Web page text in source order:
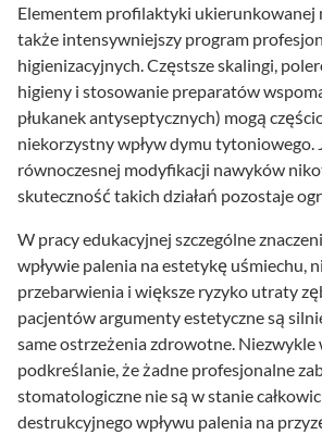
Elementem profilaktyki ukierunkowanej
także intensywniejszy program
higienizacyjnych. Częstsze skalingi,
higieny i stosowanie preparatów
płukanek antyseptycznych) mogą
niekorzystny wpływ dymu tytoniowego.
równoczesnej modyfikacji nawyków
skuteczność takich działań pozostaje
W pracy edukacyjnej szczególne
wpływie palenia na estetykę uśmiechu,
przebarwienia i większe ryzyko utraty
pacjentów argumenty estetyczne są
same ostrzeżenia zdrowotne. Niezwykle
podkreślanie, że żadne profesjonalne
stomatologiczne nie są w stanie
destrukcyjnego wpływu palenia na